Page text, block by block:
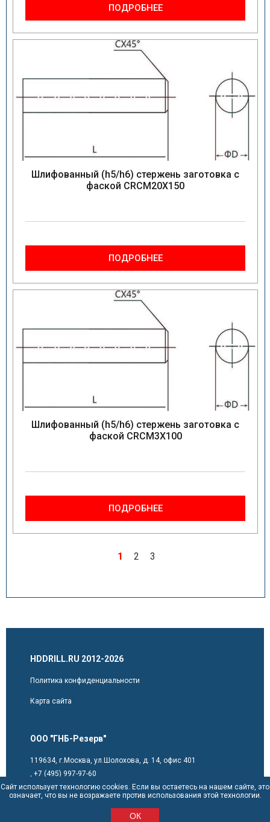
Сайт использует технологию cookies. Если вы остаетесь на нашем сайте, это
означает, что вы не возражаете против использования этой технологии.
ОК
ПОДРОБНЕЕ
Шлифованный (h5/h6) стержень заготовка с
фаской CRCM20X150
ПОДРОБНЕЕ
Шлифованный (h5/h6) стержень заготовка с
фаской CRCM3X100
ПОДРОБНЕЕ
1 2 3
HDDRILL.RU 2012-2026
Политика конфиденциальности
Карта сайта
ООО "ГНБ-Резерв"
119634, г.Москва, ул.Шолохова, д. 14, офис 401
, +7 (495) 997-97-60
sales@hddrill.ru